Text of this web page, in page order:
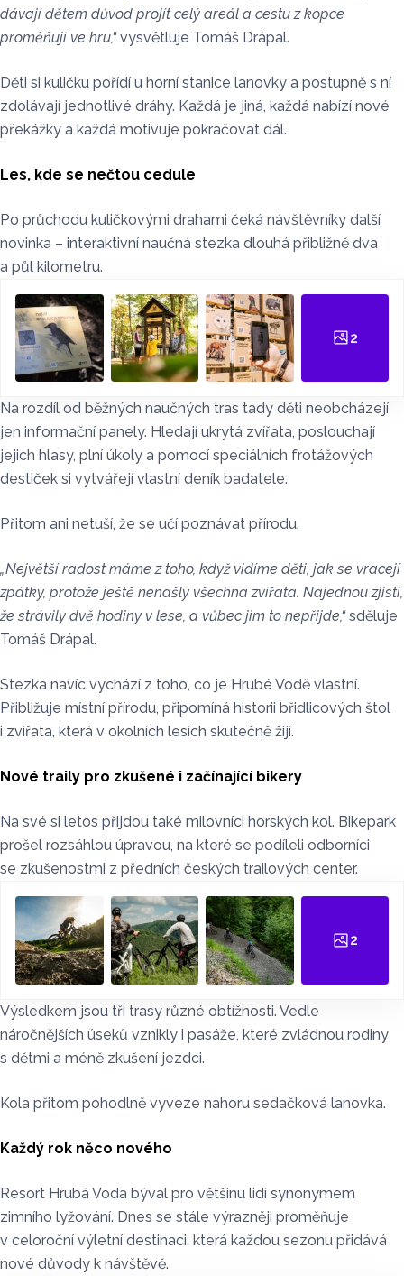
dávají dětem důvod projít celý areál a cestu z kopce
proměňují ve hru,“vysvětluje Tomáš Drápal.
Děti si kuličku pořídí u horní stanice lanovky a postupně s ní
zdolávají jednotlivé dráhy. Každá je jiná, každá nabízí nové
překážky a každá motivuje pokračovat dál.
Les, kde se nečtou cedule
Po průchodu kuličkovými drahami čeká návštěvníky další
novinka – interaktivní naučná stezka dlouhá přibližně dva
a půl kilometru.
2
Na rozdíl od běžných naučných tras tady děti neobcházejí
jen informační panely. Hledají ukrytá zvířata, poslouchají
jejich hlasy, plní úkoly a pomocí speciálních frotážových
destiček si vytvářejí vlastní deník badatele.
Přitom ani netuší, že se učí poznávat přírodu.
„Největší radost máme z toho, když vidíme děti, jak se vracejí
zpátky, protože ještě nenašly všechna zvířata. Najednou zjistí,
že strávily dvě hodiny v lese, a vůbec jim to nepřijde,“sděluje
Tomáš Drápal.
Stezka navíc vychází z toho, co je Hrubé Vodě vlastní.
Přibližuje místní přírodu, připomíná historii břidlicových štol
i zvířata, která v okolních lesích skutečně žijí.
Nové traily pro zkušené i začínající bikery
Na své si letos přijdou také milovníci horských kol. Bikepark
prošel rozsáhlou úpravou, na které se podíleli odborníci
se zkušenostmi z předních českých trailových center.
2
Výsledkem jsou tři trasy různé obtížnosti. Vedle
náročnějších úseků vznikly i pasáže, které zvládnou rodiny
s dětmi a méně zkušení jezdci.
Kola přitom pohodlně vyveze nahoru sedačková lanovka.
Každý rok něco nového
Resort Hrubá Voda býval pro většinu lidí synonymem
zimního lyžování. Dnes se stále výrazněji proměňuje
v celoroční výletní destinaci, která každou sezonu přidává
nové důvody k návštěvě.